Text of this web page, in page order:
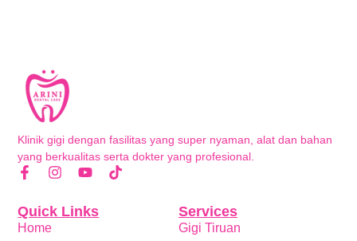
Klinik gigi dengan fasilitas yang super nyaman, alat dan bahan
yang berkualitas serta dokter yang profesional.
Services
Gigi Tiruan
Quick Links
Home